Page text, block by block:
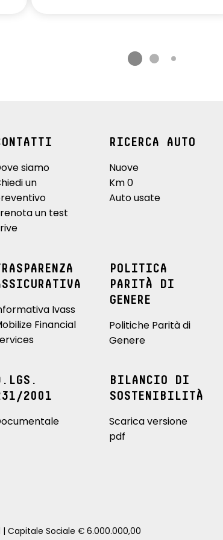
siamo
un
un test
RICERCA AUTO
Nuove
Km 0
Auto usate
Ivass
Financial
POLITICA
PARITÀ DI
GENERE
Politiche Parità di
Genere
2001
BILANCIO DI
SOSTENIBILITÀ
Scarica versione
pdf
| Capitale Sociale € 6.000.000,00